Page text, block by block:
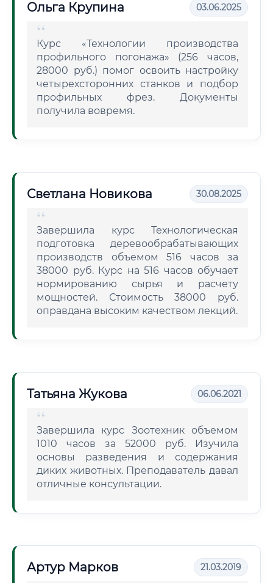
Ольга Крупина 03.06.2025
Курс «Технологии производства
профильного погонажа» (256 часов,
28000 руб.) помог освоить настройку
четырехсторонних станков и подбор
профильных фрез. Документы
получила вовремя.
Светлана Новикова 30.08.2025
Завершила курс Технологическая
подготовка деревообрабатывающих
производств объемом 516 часов за
38000 руб. Курс на 516 часов обучает
нормированию сырья и расчету
мощностей. Стоимость 38000 руб.
оправдана высоким качеством лекций.
Татьяна Жукова 06.06.2021
Завершила курс Зоотехник объемом
1010 часов за 52000 руб. Изучила
основы разведения и содержания
диких животных. Преподаватель давал
отличные консультации.
Артур Марков 21.03.2019